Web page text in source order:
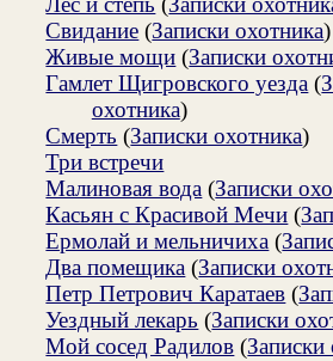
Свидание (Записки охотника)
Живые мощи (Записки
Гамлет Щигровского уезда (
охотника)
Смерть (Записки охотника)
Три встречи
Малиновая вода (Записки
Касьян с Красивой Мечи (
Ермолай и мельничиха (
Два помещика (Записки
Петр Петрович Каратаев (
Уездный лекарь (Записки
Мой сосед Радилов (Записки